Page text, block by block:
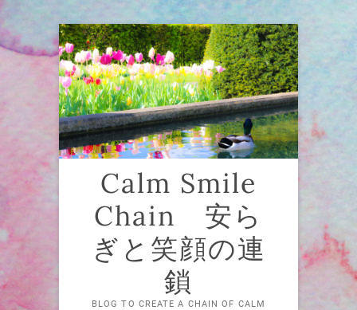
Skip
to
content
Calm Smile
Chain 安ら
ぎと笑顔の連
鎖
BLOG TO CREATE A CHAIN OF CALM